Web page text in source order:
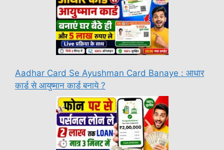
Aadhar Card Se Ayushman Card Banaye : आधार
कार्ड से आयुष्मान कार्ड बनाये ?